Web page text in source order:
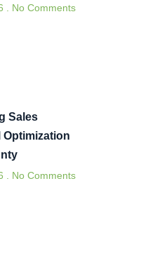
No Comments
Sales
Optimization
No Comments